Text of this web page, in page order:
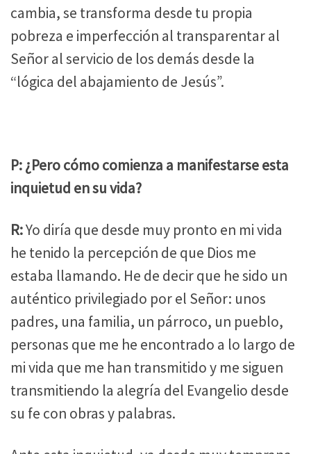
cambia, se transforma desde tu propia
pobreza e imperfección al transparentar al
Señor al servicio de los demás desde la
“lógica del abajamiento de Jesús”.
P: ¿Pero cómo comienza a manifestarse esta
inquietud en su vida?
R:Yo diría que desde muy pronto en mi vida
he tenido la percepción de que Dios me
estaba llamando. He de decir que he sido un
auténtico privilegiado por el Señor: unos
padres, una familia, un párroco, un pueblo,
personas que me he encontrado a lo largo de
mi vida que me han transmitido y me siguen
transmitiendo la alegría del Evangelio desde
su fe con obras y palabras.